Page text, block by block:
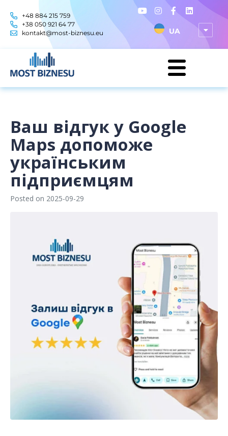
+48 884 215 759
+38 050 921 64 77
kontakt@most-biznesu.eu
UA
Ваш відгук у Google
Maps допоможе
українським
підприємцям
Posted on 2025-09-29